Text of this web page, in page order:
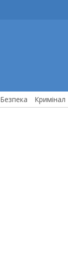
Безпека Кримінал